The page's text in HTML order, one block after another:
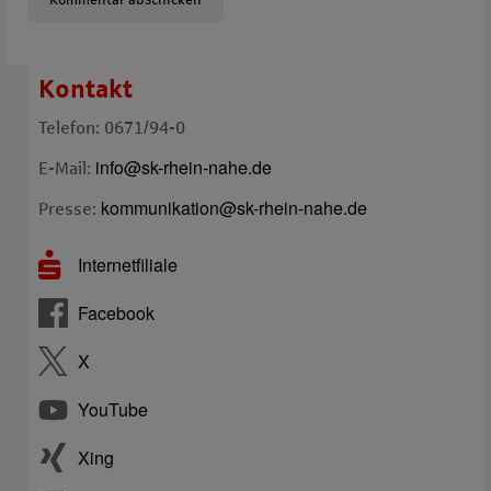
Kontakt
Telefon: 0671/94-0
E-Mail: info@sk-rhein-nahe.de
Presse: kommunikation@sk-rhein-nahe.de
Internetfiliale
Facebook
X
YouTube
Xing